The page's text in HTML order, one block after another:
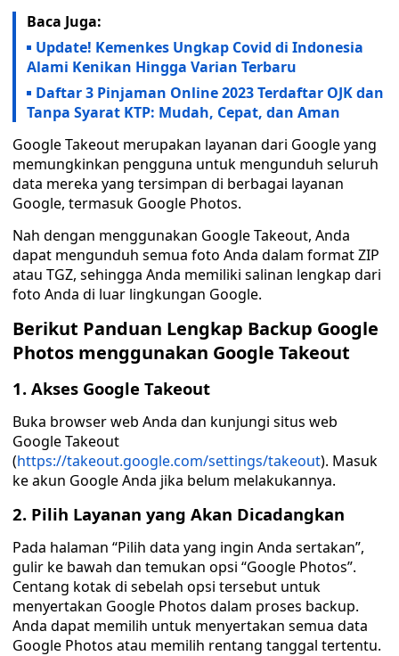
Baca Juga:
Update! Kemenkes Ungkap Covid di Indonesia
Alami Kenikan Hingga Varian Terbaru
Daftar 3 Pinjaman Online 2023 Terdaftar OJK dan
Tanpa Syarat KTP: Mudah, Cepat, dan Aman
Google Takeout merupakan layanan dari Google yang
memungkinkan pengguna untuk mengunduh seluruh
data mereka yang tersimpan di berbagai layanan
Google, termasuk Google Photos.
Nah dengan menggunakan Google Takeout, Anda
dapat mengunduh semua foto Anda dalam format ZIP
atau TGZ, sehingga Anda memiliki salinan lengkap dari
foto Anda di luar lingkungan Google.
Berikut Panduan Lengkap Backup Google
Photos menggunakan Google Takeout
1. Akses Google Takeout
Buka browser web Anda dan kunjungi situs web
Google Takeout
(https://takeout.google.com/settings/takeout). Masuk
ke akun Google Anda jika belum melakukannya.
2. Pilih Layanan yang Akan Dicadangkan
Pada halaman “Pilih data yang ingin Anda sertakan”,
gulir ke bawah dan temukan opsi “Google Photos”.
Centang kotak di sebelah opsi tersebut untuk
menyertakan Google Photos dalam proses backup.
Anda dapat memilih untuk menyertakan semua data
Google Photos atau memilih rentang tanggal tertentu.